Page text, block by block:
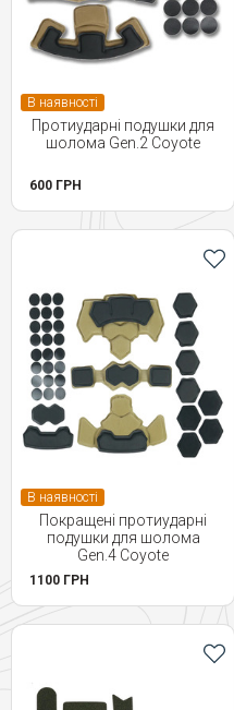
В наявності
Протиударні подушки для
шолома Gen.2 Coyote
600 ГРН
В наявності
Покращені протиударні
подушки для шолома
Gen.4 Coyote
1100 ГРН